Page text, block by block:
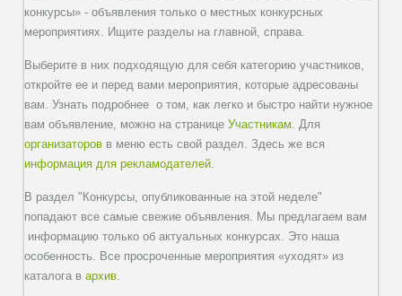
конкурсы» - объявления только о местных конкурсных
мероприятиях. Ищите разделы на главной, справа.
Выберите в них подходящую для себя категорию участников,
откройте ее и перед вами мероприятия, которые адресованы
вам. Узнать подробнее о том, как легко и быстро найти нужное
вам объявление, можно на страницеУчастникам. Для
организаторов в меню есть свой раздел. Здесь же вся
информация для рекламодателей.
В раздел "Конкурсы, опубликованные на этой неделе"
попадают все самые свежие объявления. Мы предлагаем вам
информацию только об актуальных конкурсах. Это наша
особенность. Все просроченные мероприятия «уходят» из
каталога вархив.